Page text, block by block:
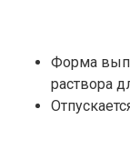
Форма
раствора